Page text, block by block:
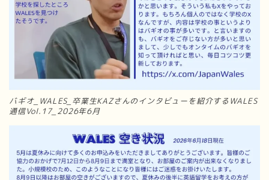
バギオ_WALES_卒業生KAZさんのインタビューを紹介するWALES
通信Vol.17_2026年6月